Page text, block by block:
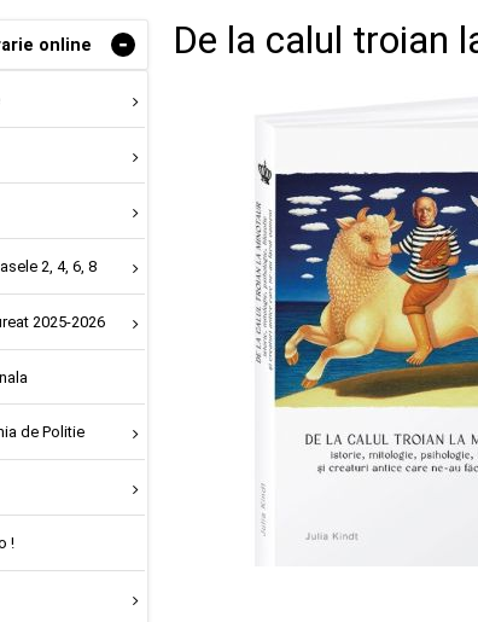
online -
2, 4, 6, 8
2025-2026
de Politie
!
De la calul troian